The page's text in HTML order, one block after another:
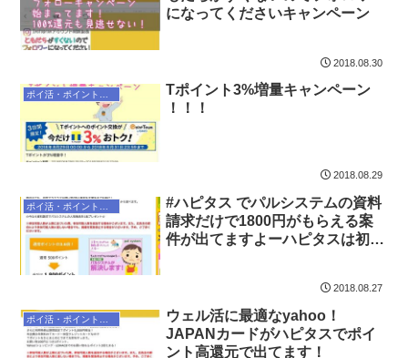
になってくださいキャンペーン
2018.08.30
Tポイント3%増量キャンペーン
！！！
2018.08.29
ポイ活・ポイントサイト
#ハピタス でパルシステムの資料
請求だけで1800円がもらえる案
件が出てますよーハピタスは初め
2018.08.27
ウェル活に最適なyahoo！
JAPANカードがハピタスでポイ
ント高還元で出てます！